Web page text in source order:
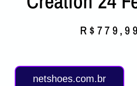
R$779,99
netshoes.com.br